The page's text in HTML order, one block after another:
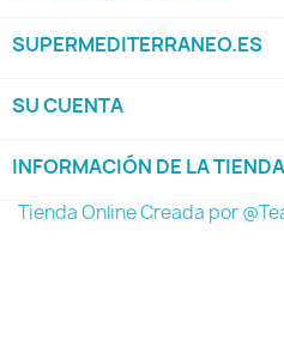
SUPERMEDITERRANEO.ES
SU CUENTA
INFORMACIÓN DE LA TIENDA
Tienda Online Creada por